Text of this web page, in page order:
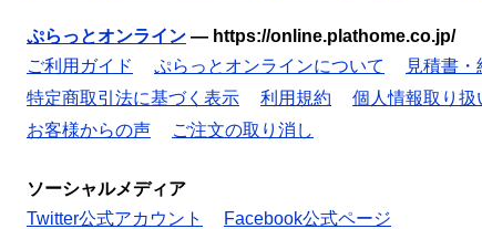
ぷらっとオンライン — https://online.plathome.co.jp/
ご利用ガイド
ぷらっとオンラインについて 見積書
特定商取引法に基づく表示
利用規約 個人情報取り扱
お客様からの声
ご注文の取り消し
ソーシャルメディア
Twitter公式アカウント
Facebook公式ページ